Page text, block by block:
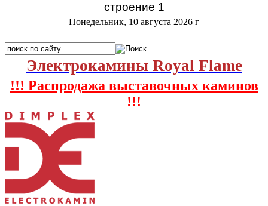
строение 1
Понедельник, 10 августа 2026 г
Электрокамины Royal Flame
!!! Распродажа выставочных каминов
!!!